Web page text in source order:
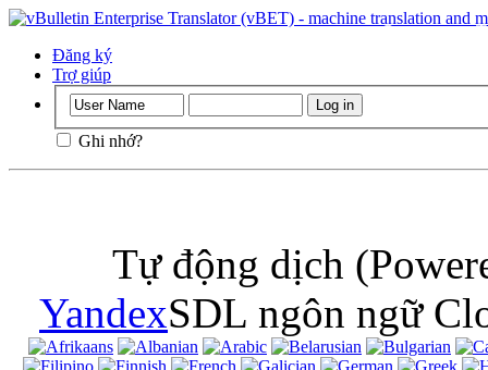
Quan trọng:
Đăng ký
Trợ giúp
Ghi nhớ?
Tự động dịch
YandexSDL ngôn ngữ